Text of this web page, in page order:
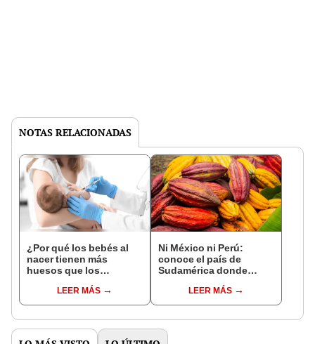
NOTAS RELACIONADAS
¿Por qué los bebés al
nacer tienen más
huesos que los
LEER MÁS
Ni México ni Perú:
conoce el país de
Sudamérica donde
estudioLEER MÁS